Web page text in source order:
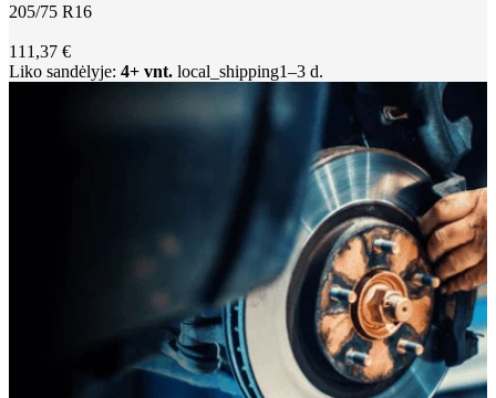
205/75 R16
111,37 €
Liko sandėlyje: 4+ vnt. local_shipping1–3 d.